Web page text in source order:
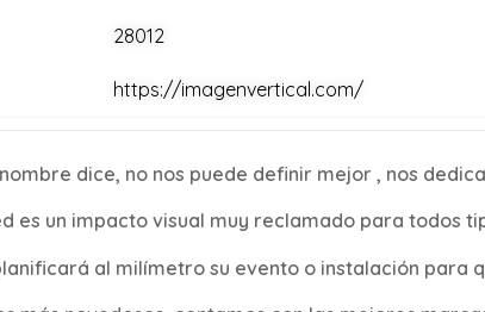
28012
https://imagenvertical.com/
dice, no nos puede definir mejor , nos
es un impacto visual muy reclamado para todos
al milímetro su evento o instalación para